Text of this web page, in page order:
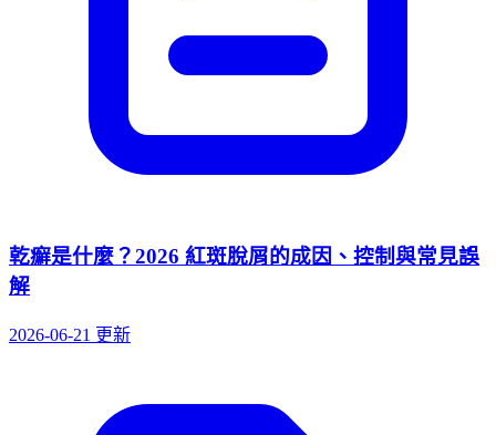
乾癬是什麼？2026 紅斑脫屑的成因、控制與常見誤
解
2026-06-21 更新